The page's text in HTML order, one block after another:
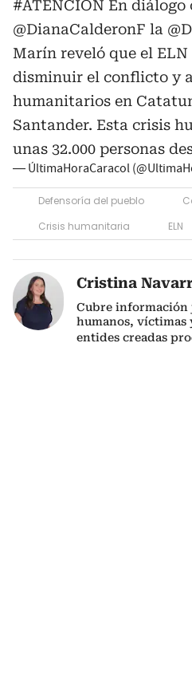
#ATENCIÓN En diálogo
@DianaCalderonF la
Marín reveló que el
disminuir el conflicto y
humanitarios en
Santander. Esta crisis
unas 32.000 personas
— ÚltimaHoraCaracol
Defensoría del pueblo
Crisis humanitaria
ELN
Cristina
Cubre información
humanos, víctimas
entides creadas